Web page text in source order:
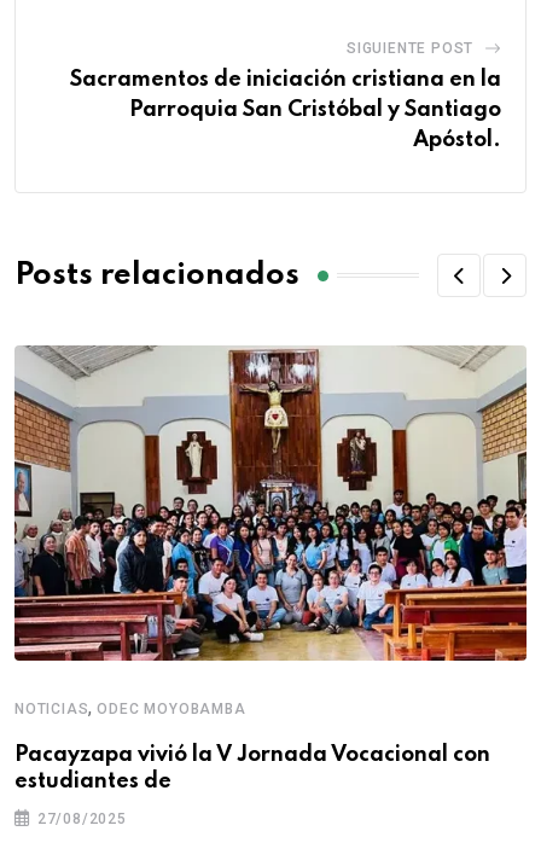
SIGUIENTE POST
Sacramentos de iniciación cristiana en la
Parroquia San Cristóbal y Santiago
Apóstol.
Posts relacionados
NOTICIAS,ODEC MOYOBAMBA
Pacayzapa vivió la V Jornada Vocacional con
estudiantes de
27/08/2025